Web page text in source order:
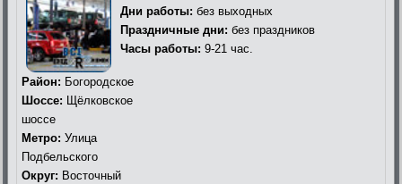
Дни работы: без выходных
Праздничные дни: без праздников
Часы работы: 9-21 час.
Район: Богородское
Шоссе: Щёлковское
шоссе
Метро: Улица
Подбельского
Округ: Восточный